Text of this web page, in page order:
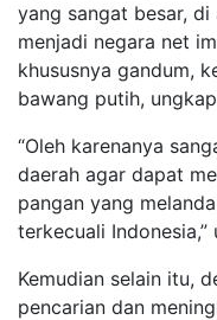
yang sangat besar,
menjadi negara net
khususnya gandum,
bawang putih,
“Oleh karenanya
daerah agar dapat
pangan yang
terkecuali Indonesia,”
Kemudian selain itu,
pencarian dan